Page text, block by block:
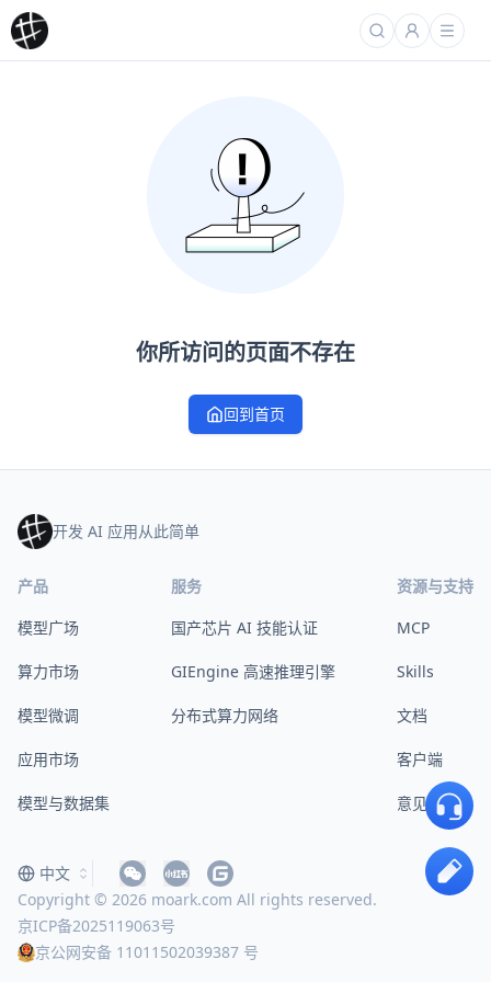
你所访问的页面不存在
回到首页
开发 AI 应用从此简单
产品
模型广场
算力市场
模型微调
应用市场
模型与数据集
服务
国产芯片 AI 技能认证
GIEngine 高速推理引擎
分布式算力网络
资源与支持
MCP
Skills
文档
客户端
意见反馈
Copyright © 2026 moark.com All rights reserved.
京ICP备2025119063号
京公网安备 11011502039387 号
中文